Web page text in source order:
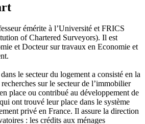
émérite à l’Université et FRICS
of Chartered Surveyors). Il est
et Docteur sur travaux en Economie et
le secteur du logement a consisté en la
sur le secteur de l’immobilier
place ou contribué au développement de
ont trouvé leur place dans le système
privé en France. Il assure la direction
: les crédits aux ménages